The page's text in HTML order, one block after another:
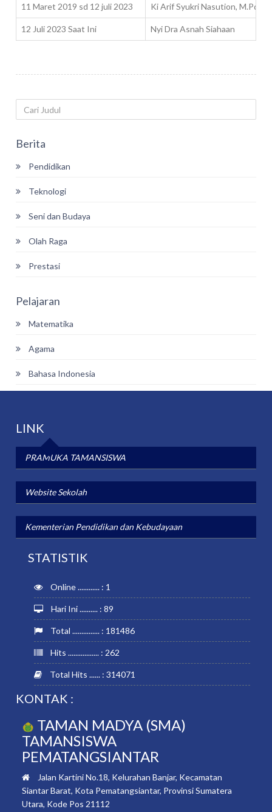
11 Maret 2019 sd 12 juli 2023 Ki Arif Syukri Nasution, M.Pd.
12 Juli 2023 Saat Ini Nyi Dra Asnah Siahaan
Berita
Pendidikan
Teknologi
Seni dan Budaya
Olah Raga
Prestasi
Pelajaran
Matematika
Agama
Bahasa Indonesia
LINK
PRAMUKA TAMANSISWA
Website Sekolah
Kementerian Pendidikan dan Kebudayaan
STATISTIK
Online ............ : 1
Hari Ini .......... : 89
Total ............... : 181486
Hits ................. : 262
Total Hits ...... : 314071
KONTAK :
TAMAN MADYA (SMA)
TAMANSISWA
PEMATANGSIANTAR
Jalan Kartini No.18, Kelurahan Banjar, Kecamatan
Siantar Barat, Kota Pematangsiantar, Provinsi Sumatera
Utara, Kode Pos 21112